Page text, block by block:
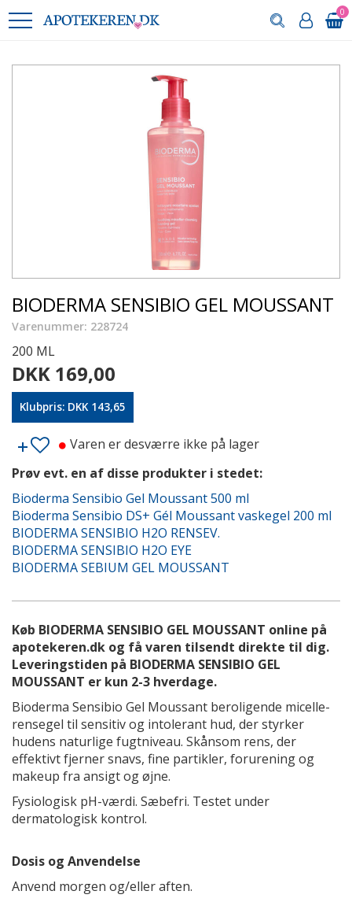
0
BIODERMA SENSIBIO GEL MOUSSANT
Varenummer: 228724
200 ML
DKK 169,00
Klubpris: DKK 143,65
Varen er desværre ikke på lager
Prøv evt. en af disse produkter i stedet:
Bioderma Sensibio Gel Moussant 500 ml
Bioderma Sensibio DS+ Gél Moussant vaskegel 200 ml
BIODERMA SENSIBIO H2O RENSEV.
BIODERMA SENSIBIO H2O EYE
BIODERMA SEBIUM GEL MOUSSANT
Køb BIODERMA SENSIBIO GEL MOUSSANT online på
apotekeren.dk og få varen tilsendt direkte til dig.
Leveringstiden på BIODERMA SENSIBIO GEL
MOUSSANT er kun 2-3 hverdage.
Bioderma Sensibio Gel Moussant beroligende micelle-
rensegel til sensitiv og intolerant hud, der styrker
hudens naturlige fugtniveau. Skånsom rens, der
effektivt fjerner snavs, fine partikler, forurening og
makeup fra ansigt og øjne.
Fysiologisk pH-værdi. Sæbefri. Testet under
dermatologisk kontrol.
Dosis og Anvendelse
Anvend morgen og/eller aften.